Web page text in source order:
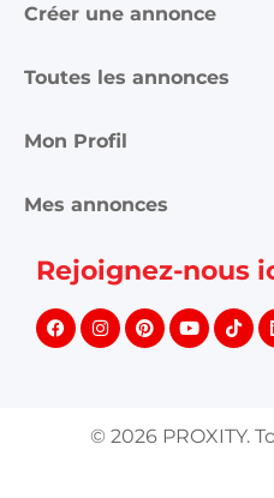
Créer une annonce
Toutes les annonces
Mon Profil
Mes annonces
Rejoignez-nous
© 2026 PROXITY.